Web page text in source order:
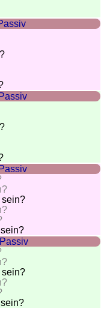
Passiv
Passiv
sein?
Passiv
sein?